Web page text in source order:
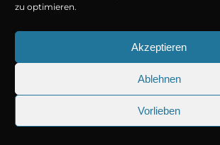
zu optimieren.
Akzeptieren
Ablehnen
Vorlieben
Hörspiel von Marc Gruppe nach der
978-3-7857-4471-0© Copyright 2026Titania Medien